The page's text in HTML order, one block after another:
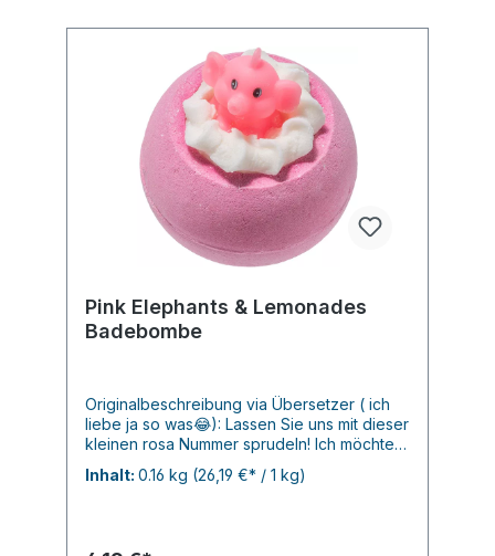
Pink Elephants & Lemonades
Badebombe
Originalbeschreibung via Übersetzer ( ich
liebe ja so was😂): Lassen Sie uns mit dieser
kleinen rosa Nummer sprudeln! Ich möchte
nicht selbst in die Trompete blasen, aber
dieser Blaster sorgt als kleiner
Inhalt: 0.16 kg (26,19 €* / 1 kg)